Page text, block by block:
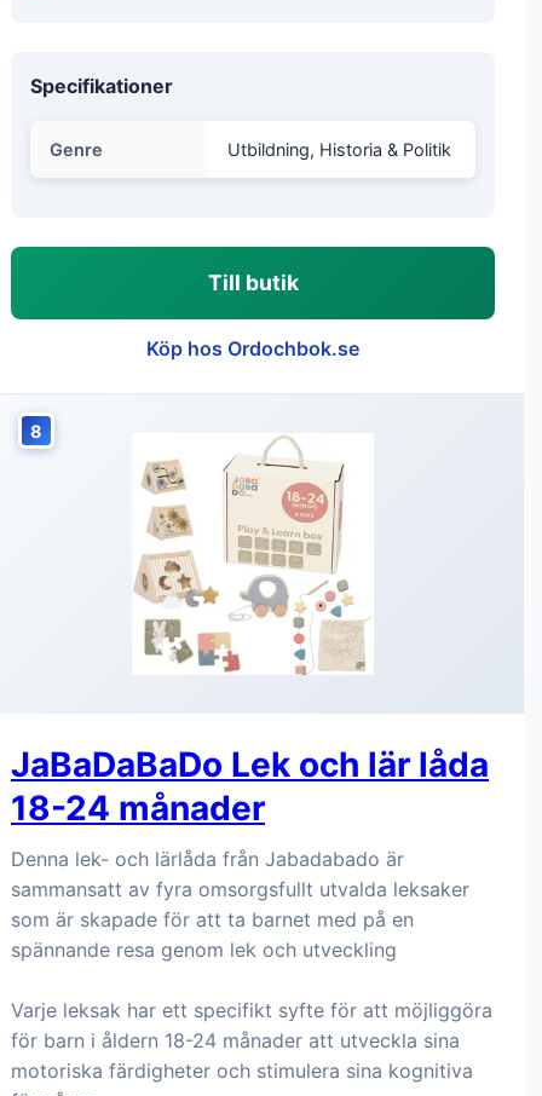
Specifikationer
Genre Utbildning, Historia & Politik
Till butik
Köp hos Ordochbok.se
8
JaBaDaBaDo Lek och lär låda
18-24 månader
Denna lek- och lärlåda från Jabadabado är
sammansatt av fyra omsorgsfullt utvalda leksaker
som är skapade för att ta barnet med på en
spännande resa genom lek och utveckling
Varje leksak har ett specifikt syfte för att möjliggöra
för barn i åldern 18-24 månader att utveckla sina
motoriska färdigheter och stimulera sina kognitiva